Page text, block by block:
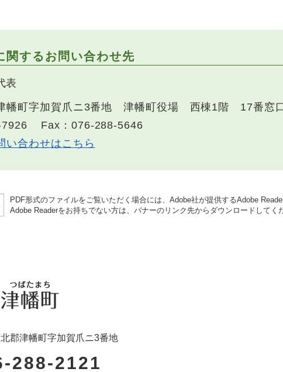
関するお問い合わせ先
表
幡町字加賀爪ニ3番地 津幡町役場 西棟1階 17番窓
Fax：076-288-5646
い合わせはこちら
PDF形式のファイルをご覧いただく場合には、Adobe社が提供するAdobe
Adobe Readerをお持ちでない方は、バナーのリンク先からダウンロードしてく
郡津幡町字加賀爪ニ3番地
288-2121